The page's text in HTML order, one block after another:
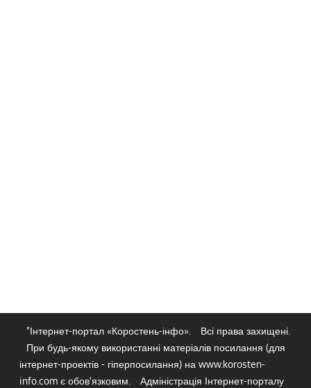
"Інтернет-портал «Коростень-інфо».
Всі права захищені.
При будь-якому використанні матеріалів посилання (для
інтернет-проектів - гіперпосилання) на www.korosten-
info.com є обов'язковим.
Адміністрація Інтернет-порталу